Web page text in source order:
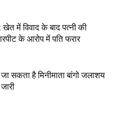
खेत में विवाद के बाद पत्नी की
के आरोप में पति फरार
सकता है मिनीमाता बांगो जलाशय